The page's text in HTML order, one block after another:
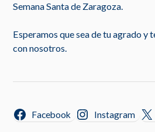
Semana Santa de Zaragoza.
Esperamos que sea de tu agrado y
con nosotros.
Facebook Instagram